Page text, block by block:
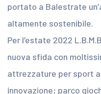
portato a Balestrate
altamente sostenibile.
Per l’estate 2022
nuova sfida con
attrezzature per sport
innovazione; parco